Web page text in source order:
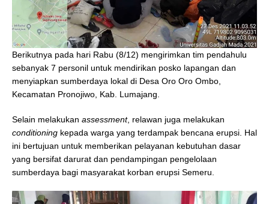
Berikutnya pada hari Rabu (8/12) mengirimkan tim pendahulu
sebanyak 7 personil untuk mendirikan posko lapangan dan
menyiapkan sumberdaya lokal di Desa Oro Oro Ombo,
Kecamatan Pronojiwo, Kab. Lumajang.
Selain melakukan assessment, relawan juga melakukan
conditioning kepada warga yang terdampak bencana erupsi. Hal
ini bertujuan untuk memberikan pelayanan kebutuhan dasar
yang bersifat darurat dan pendampingan pengelolaan
sumberdaya bagi masyarakat korban erupsi Semeru.